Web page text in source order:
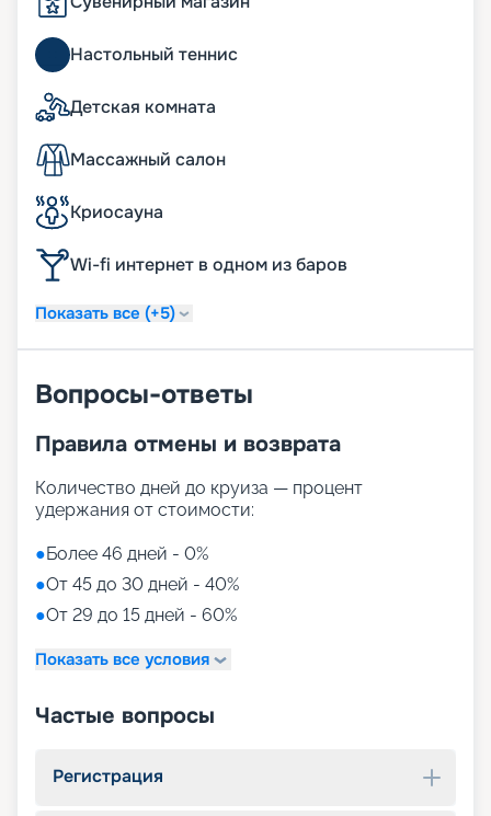
Настольный теннис
Детская комната
Массажный салон
Криосауна
Wi-fi интернет в одном из баров
Показать все (+5)
Вопросы-ответы
Правила отмены и возврата
Количество дней до круиза — процент
удержания от стоимости:
●Более 46 дней - 0%
●От 45 до 30 дней - 40%
●От 29 до 15 дней - 60%
Показать все условия
Частые вопросы
Регистрация